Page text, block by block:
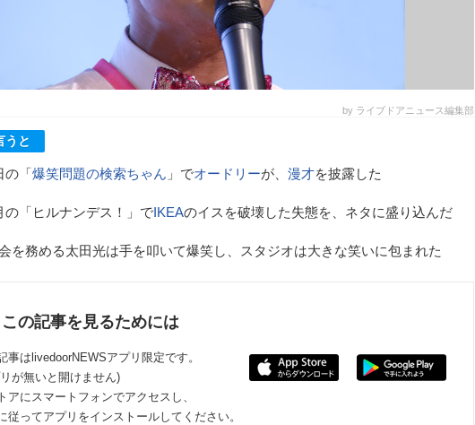
by ライブドアニュース編集部
うと
の「爆笑問題の検索ちゃん 」でオードリーが、 漫才を披露した
の「ヒルナンデス！」でIKEAのイスを破壊した失態を、ネタに盛り込んだ
を務める太田光は手を叩いて爆笑し、スタジオは大きな笑いに包まれた
この記事を見るためには
事はlivedoorNEWSアプリ限定です。
が無いと開けません)
アにスマートフォンでアクセスし、
従ってアプリをインストールしてください。